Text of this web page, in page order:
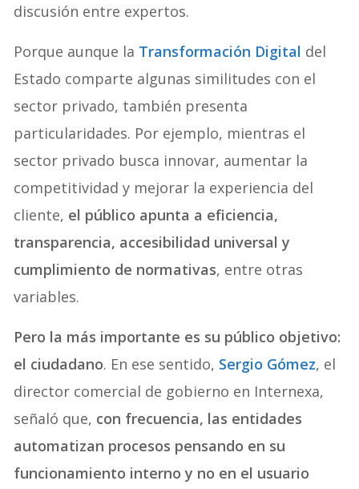
discusión entre expertos.
Porque aunque la Transformación Digital del
Estado comparte algunas similitudes con el
sector privado, también presenta
particularidades. Por ejemplo, mientras el
sector privado busca innovar, aumentar la
competitividad y mejorar la experiencia del
cliente, el público apunta a eficiencia,
transparencia, accesibilidad universal y
cumplimiento de normativas, entre otras
variables.
Pero la más importante es su público objetivo:
el ciudadano. En ese sentido, Sergio Gómez, el
director comercial de gobierno en Internexa,
señaló que, con frecuencia, las entidades
automatizan procesos pensando en su
funcionamiento interno y no en el usuario